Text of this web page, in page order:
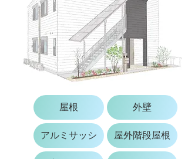
屋根 外壁
アルミサッシ 屋外階段屋根